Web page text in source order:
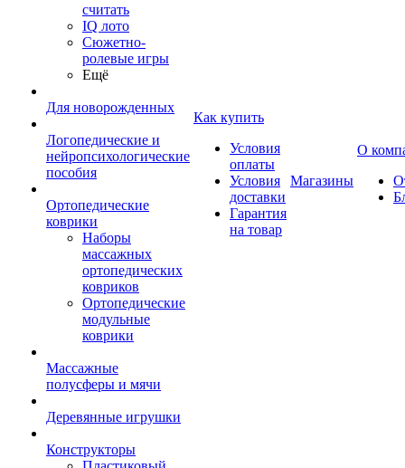
считать
IQ лото
Сюжетно-
ролевые игры
Ещё
Для новорожденных
Логопедические и
нейропсихологические
пособия
Ортопедические
коврики
Наборы
массажных
ортопедических
ковриков
Ортопедические
модульные
коврики
Массажные
полусферы и мячи
Деревянные игрушки
Конструкторы
Как купить
Условия
оплаты
Условия
доставки
Гарантия
на товар
Магазины
О